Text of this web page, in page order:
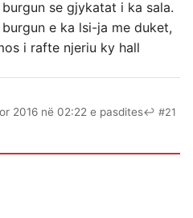
se gjykatat i ka sala.
e ka lsi-ja me duket,
i rafte njeriu ky hall
2016 në 02:22 e pasdites↩ #21